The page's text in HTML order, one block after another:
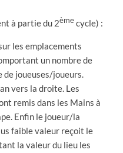
à partie du 2ème cycle) :
les emplacements
un nombre de
de joueuses/joueurs.
vers la droite. Les
remis dans les Mains à
Enfin le joueur/la
faible valeur reçoit le
la valeur du lieu les